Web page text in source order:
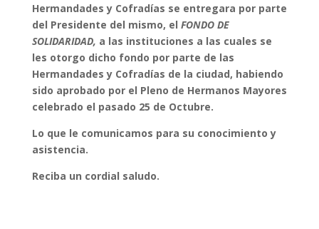
Hermandades y Cofradías se entregara por parte
del Presidente del mismo, el FONDO DE
SOLIDARIDAD, a las instituciones a las cuales se
les otorgo dicho fondo por parte de las
Hermandades y Cofradías de la ciudad, habiendo
sido aprobado por el Pleno de Hermanos Mayores
celebrado el pasado 25 de Octubre.
Lo que le comunicamos para su conocimiento y
asistencia.
Reciba un cordial saludo.